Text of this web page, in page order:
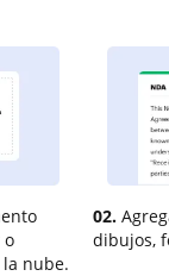
o
nube.
02.
dibujos,